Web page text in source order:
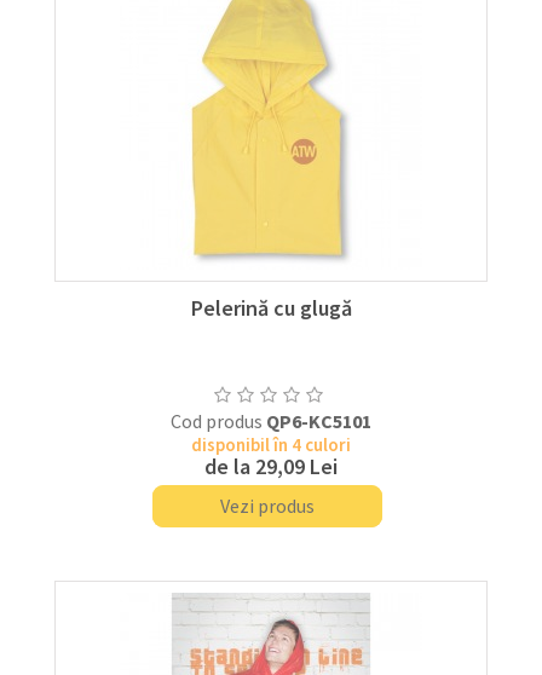
Pelerină cu glugă
Cod produs QP6-KC5101
disponibil în 4 culori
de la 29,09 Lei
Vezi produs